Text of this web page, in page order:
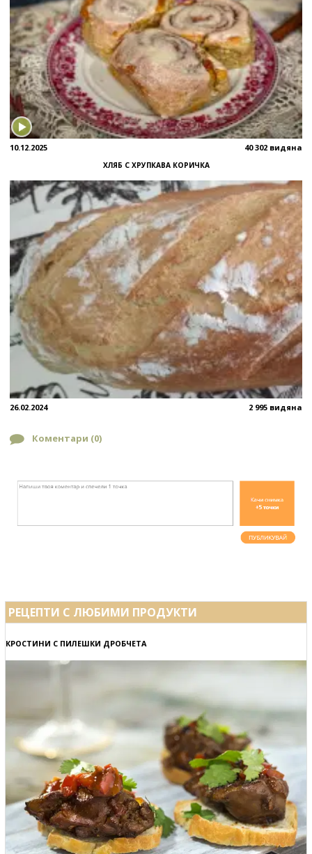
10.12.2025 40 302 видяна
ХЛЯБ С ХРУПКАВА КОРИЧКА
26.02.2024 2 995 видяна
Коментари (0)
РЕЦЕПТИ С ЛЮБИМИ ПРОДУКТИ
КРОСТИНИ С ПИЛЕШКИ ДРОБЧЕТА